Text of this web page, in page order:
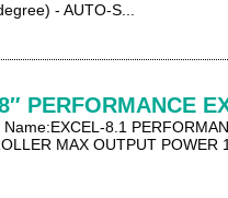
- AUTO-S...
PERFORMANCE
Name:EXCEL-8.1
MAX OUTPUT POWER